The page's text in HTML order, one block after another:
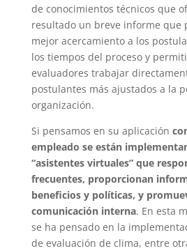
de conocimientos técnicos que
resultado un breve informe que
mejor acercamiento a los
los tiempos del proceso y
evaluadores trabajar
postulantes más ajustados a la
organización.
Si pensamos en su aplicación
empleado se están
“asistentes virtuales” que
frecuentes, proporcionan
beneficios y políticas, y
comunicación interna. En esta
se ha pensado en la
de evaluación de clima, entre